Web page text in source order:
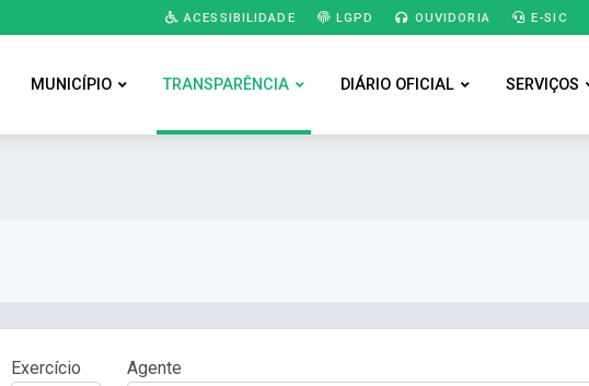
ACESSIBILIDADE LGPD OUVIDORIA E-SIC
MUNICÍPIO TRANSPARÊNCIA DIÁRIO OFICIAL SERVIÇOS
Exercício Agente